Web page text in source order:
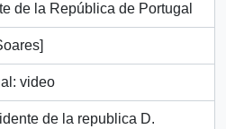
de la República de Portugal
video
de la republica D.